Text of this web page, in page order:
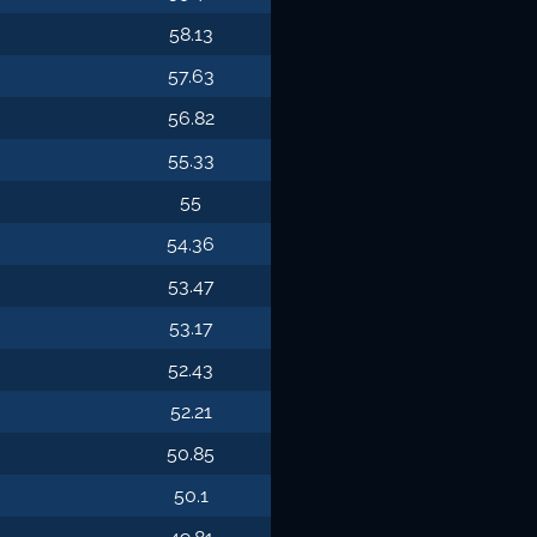
58.13
57.63
56.82
55.33
55
54.36
53.47
53.17
52.43
52.21
50.85
50.1